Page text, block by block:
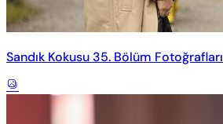
Sandık Kokusu 35. Bölüm Fotoğrafları